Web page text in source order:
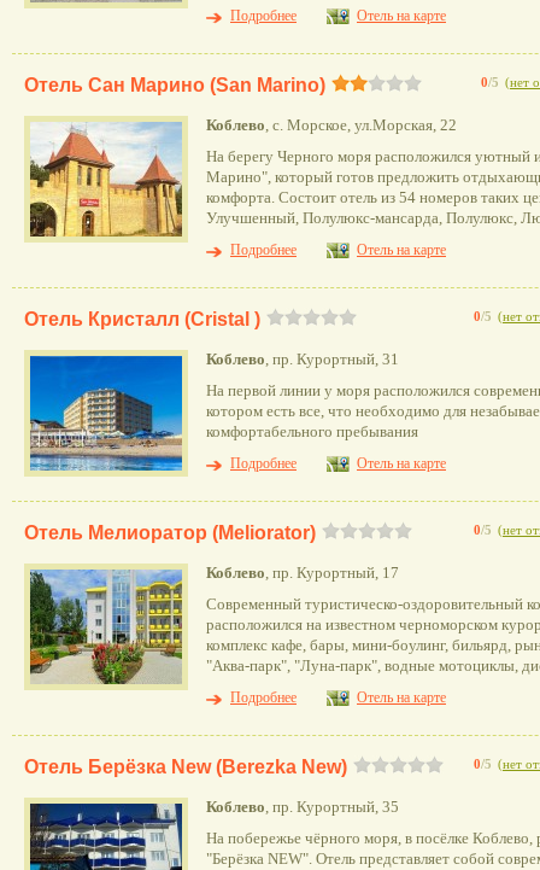
Подробнее
Отель на карте
0/5 (нет
Отель Сан Марино (San Marino)
Коблево, с. Морское, ул.Морская, 22
На берегу Черного моря расположился уютный
Марино", который готов предложить
комфорта. Состоит отель из 54 номеров таких
Улучшенный, Полулюкс-мансарда, Полулюкс,
Подробнее
Отель на карте
0/5 (нет
Отель Кристалл (Cristal )
Коблево, пр. Курортный, 31
На первой линии у моря расположился
котором есть все, что необходимо для
комфортабельного пребывания
Подробнее
Отель на карте
0/5 (нет
Отель Мелиоратор (Meliorator)
Коблево, пр. Курортный, 17
Современный туристическо-оздоровительный
расположился на известном черноморском
комплекс кафе, бары, мини-боулинг, бильярд,
"Аква-парк", "Луна-парк", водные мотоциклы,
Подробнее
Отель на карте
0/5 (нет
Отель Берёзка New (Berezka New)
Коблево, пр. Курортный, 35
На побережье чёрного моря, в посёлке
"Берёзка NEW". Отель представляет собой